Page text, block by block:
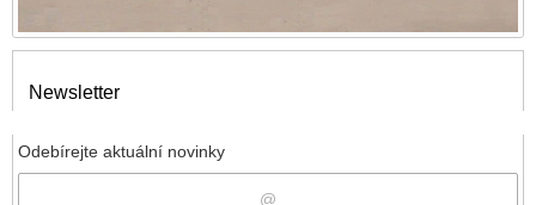
Newsletter
Odebírejte aktuální novinky